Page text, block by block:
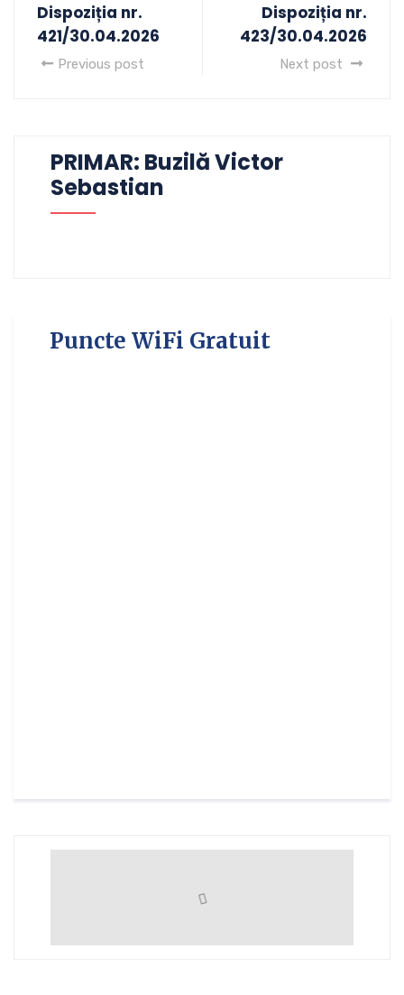
Dispoziția nr.
421/30.04.2026
Previous post
Dispoziția nr.
423/30.04.2026
Next post
PRIMAR: Buzilă Victor
Sebastian
Puncte WiFi Gratuit